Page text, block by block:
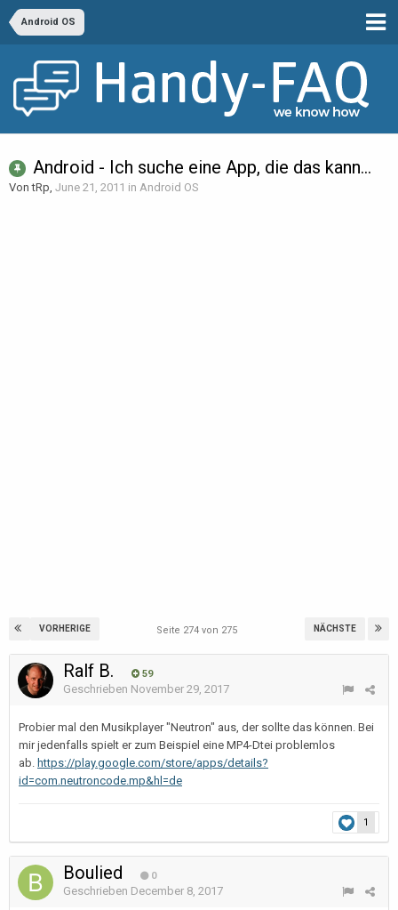
Android OS
Android - Ich suche eine App, die das kann...
Von tRp, June 21, 2011 in Android OS
VORHERIGE NÄCHSTE
Seite 274 von 275
Ralf B. 59
Geschrieben November 29, 2017
Probier mal den Musikplayer "Neutron" aus, der sollte das können. Bei
mir jedenfalls spielt er zum Beispiel eine MP4-Dtei problemlos
ab. https://play.google.com/store/apps/details?
id=com.neutroncode.mp&hl=de
1
Boulied 0
Geschrieben December 8, 2017